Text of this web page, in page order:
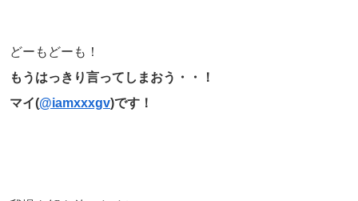
どーもどーも！
もうはっきり言ってしまおう・・！
マイ(@iamxxxgv)です！